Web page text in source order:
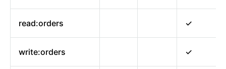
read:orders ✓
write:orders ✓